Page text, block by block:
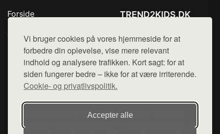
Vi bruger cookies på vores hjemmeside for at
forbedre din oplevelse, vise mere relevant
indhold og analysere trafikken. Kort sagt: for at
siden fungerer bedre – ikke for at være irriterende.
Cookie- og privatlivspolitik.
Accepter alle
Forside
Top Rabatter
Blog
Kontakt
TREND2KIDS.DK
Mail: hej@want.dk
Cookie- og privatlivspolitik
Denne side er en del af want.dk, der udgiver en række
hjemmesider med præsentation af forskellige produkter fra